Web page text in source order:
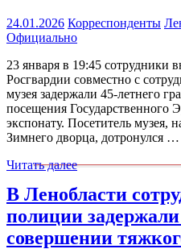
24.01.2026 Корреспонденты
Официально
23 января в 19:45 сотрудники
Росгвардии совместно с
музея задержали 45-летнего
посещения Государственного
экспонату. Посетитель музея,
Зимнего дворца, дотронулся …
Читать далее
В Ленобласти
полиции
совершении